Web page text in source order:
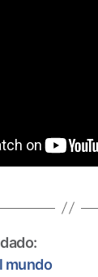
mundo